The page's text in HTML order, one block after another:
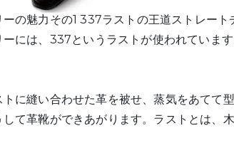
ーの魅力その1 337ラストの王道ストレート
ーには、337というラストが使われていま
トに縫い合わせた革を被せ、蒸気をあてて
て革靴ができあがります。ラストとは、